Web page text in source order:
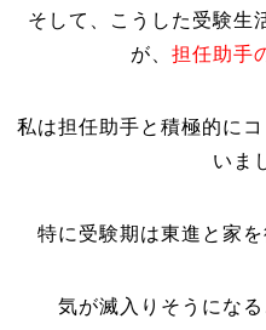
そして、こうした受験生
が、 担任助手
私は担任助手と積極的に
いま
特に受験期は東進と家
気が滅入りそうにな